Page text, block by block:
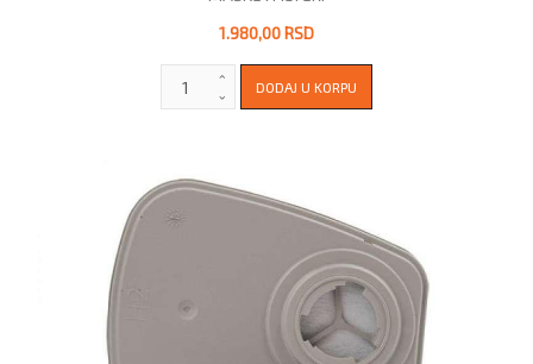
1.980,00 RSD